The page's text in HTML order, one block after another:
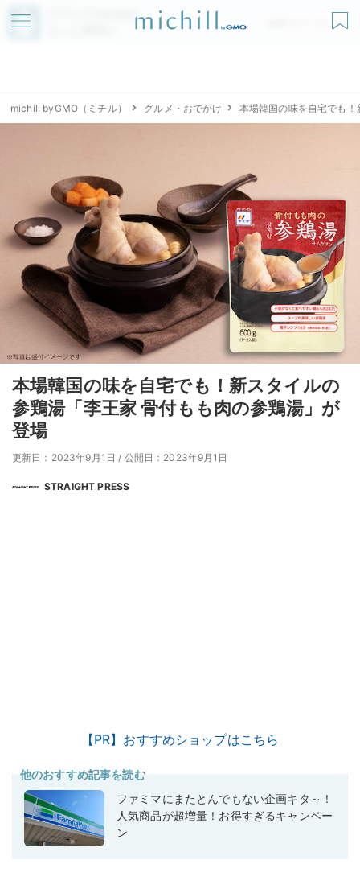
アプリでmichillが
無料ダウンロード
michill byGMO（ミチル） グルメ・おでかけ 本場韓国の味を自宅でも
本場韓国の味を自宅でも！新スタイルの
参鶏湯「李王家 骨付もも肉の参鶏湯」が
登場
更新日：2023年9月1日 / 公開日：2023年9月1日
STRAIGHT PRESS
【PR】おすすめショップはこちら
他のおすすめ記事を読む
ファミマにまたとんでもない企画キタ～！
人気商品が超増量！お得すぎるキャンペー
ン